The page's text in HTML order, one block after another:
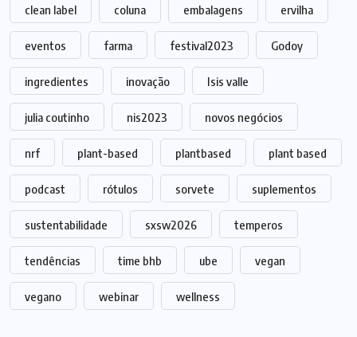
clean label coluna embalagens ervilha
eventos farma festival2023 Godoy
ingredientes inovação Isis valle
julia coutinho nis2023 novos negócios
nrf plant-based plantbased plant based
podcast rótulos sorvete suplementos
sustentabilidade sxsw2026 temperos
tendências time bhb ube vegan
vegano webinar wellness